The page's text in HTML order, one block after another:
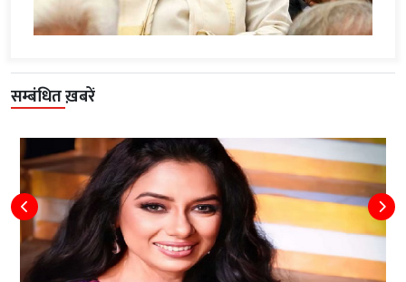
सम्बंधित ख़बरें